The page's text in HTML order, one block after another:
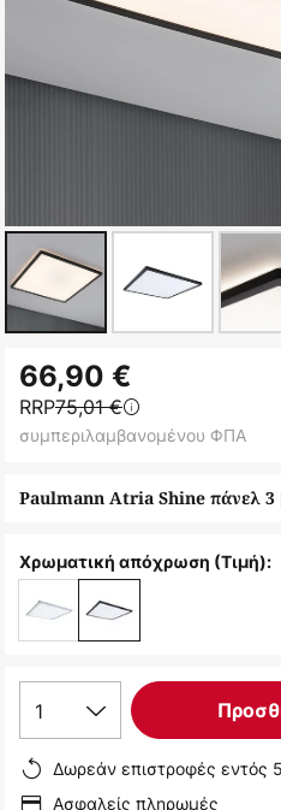
στην
αρχή
της
εικόνων
Paulmann Atria Shine πάνελ
66,90 €
RRP75,01 €
συμπεριλαμβανομένου ΦΠΑ
Χρωματική απόχρωση (Τιμή):
1
Δωρεάν επιστροφές εντός
Ασφαλείς πληρωμές